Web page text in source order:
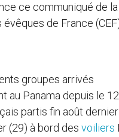
ce communiqué de la
de France
groupes arrivés
au Panama depuis le
partis fin août
(29) à bord des voiliers